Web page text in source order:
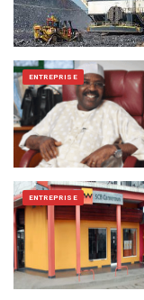
ENTREPRISE
ENTREPRISE